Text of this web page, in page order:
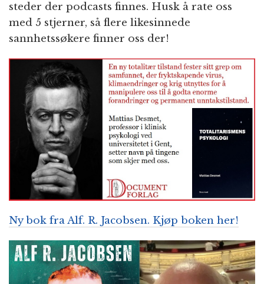
steder der podcasts finnes. Husk å rate oss
med 5 stjerner, så flere likesinnede
sannhetssøkere finner oss der!
Ny bok fra Alf. R. Jacobsen. Kjøp boken her!